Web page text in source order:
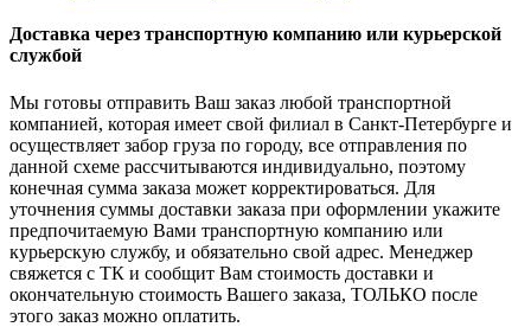
Доставка через транспортную компанию или курьерской
службой
Мы готовы отправить Ваш заказ любой транспортной
компанией, которая имеет свой филиал в Санкт-Петербурге и
осуществляет забор груза по городу, все отправления по
данной схеме рассчитываются индивидуально, поэтому
конечная сумма заказа может корректироваться. Для
уточнения суммы доставки заказа при оформлении укажите
предпочитаемую Вами транспортную компанию или
курьерскую службу, и обязательно свой адрес. Менеджер
свяжется с ТК и сообщит Вам стоимость доставки и
окончательную стоимость Вашего заказа, ТОЛЬКО после
этого заказ можно оплатить.